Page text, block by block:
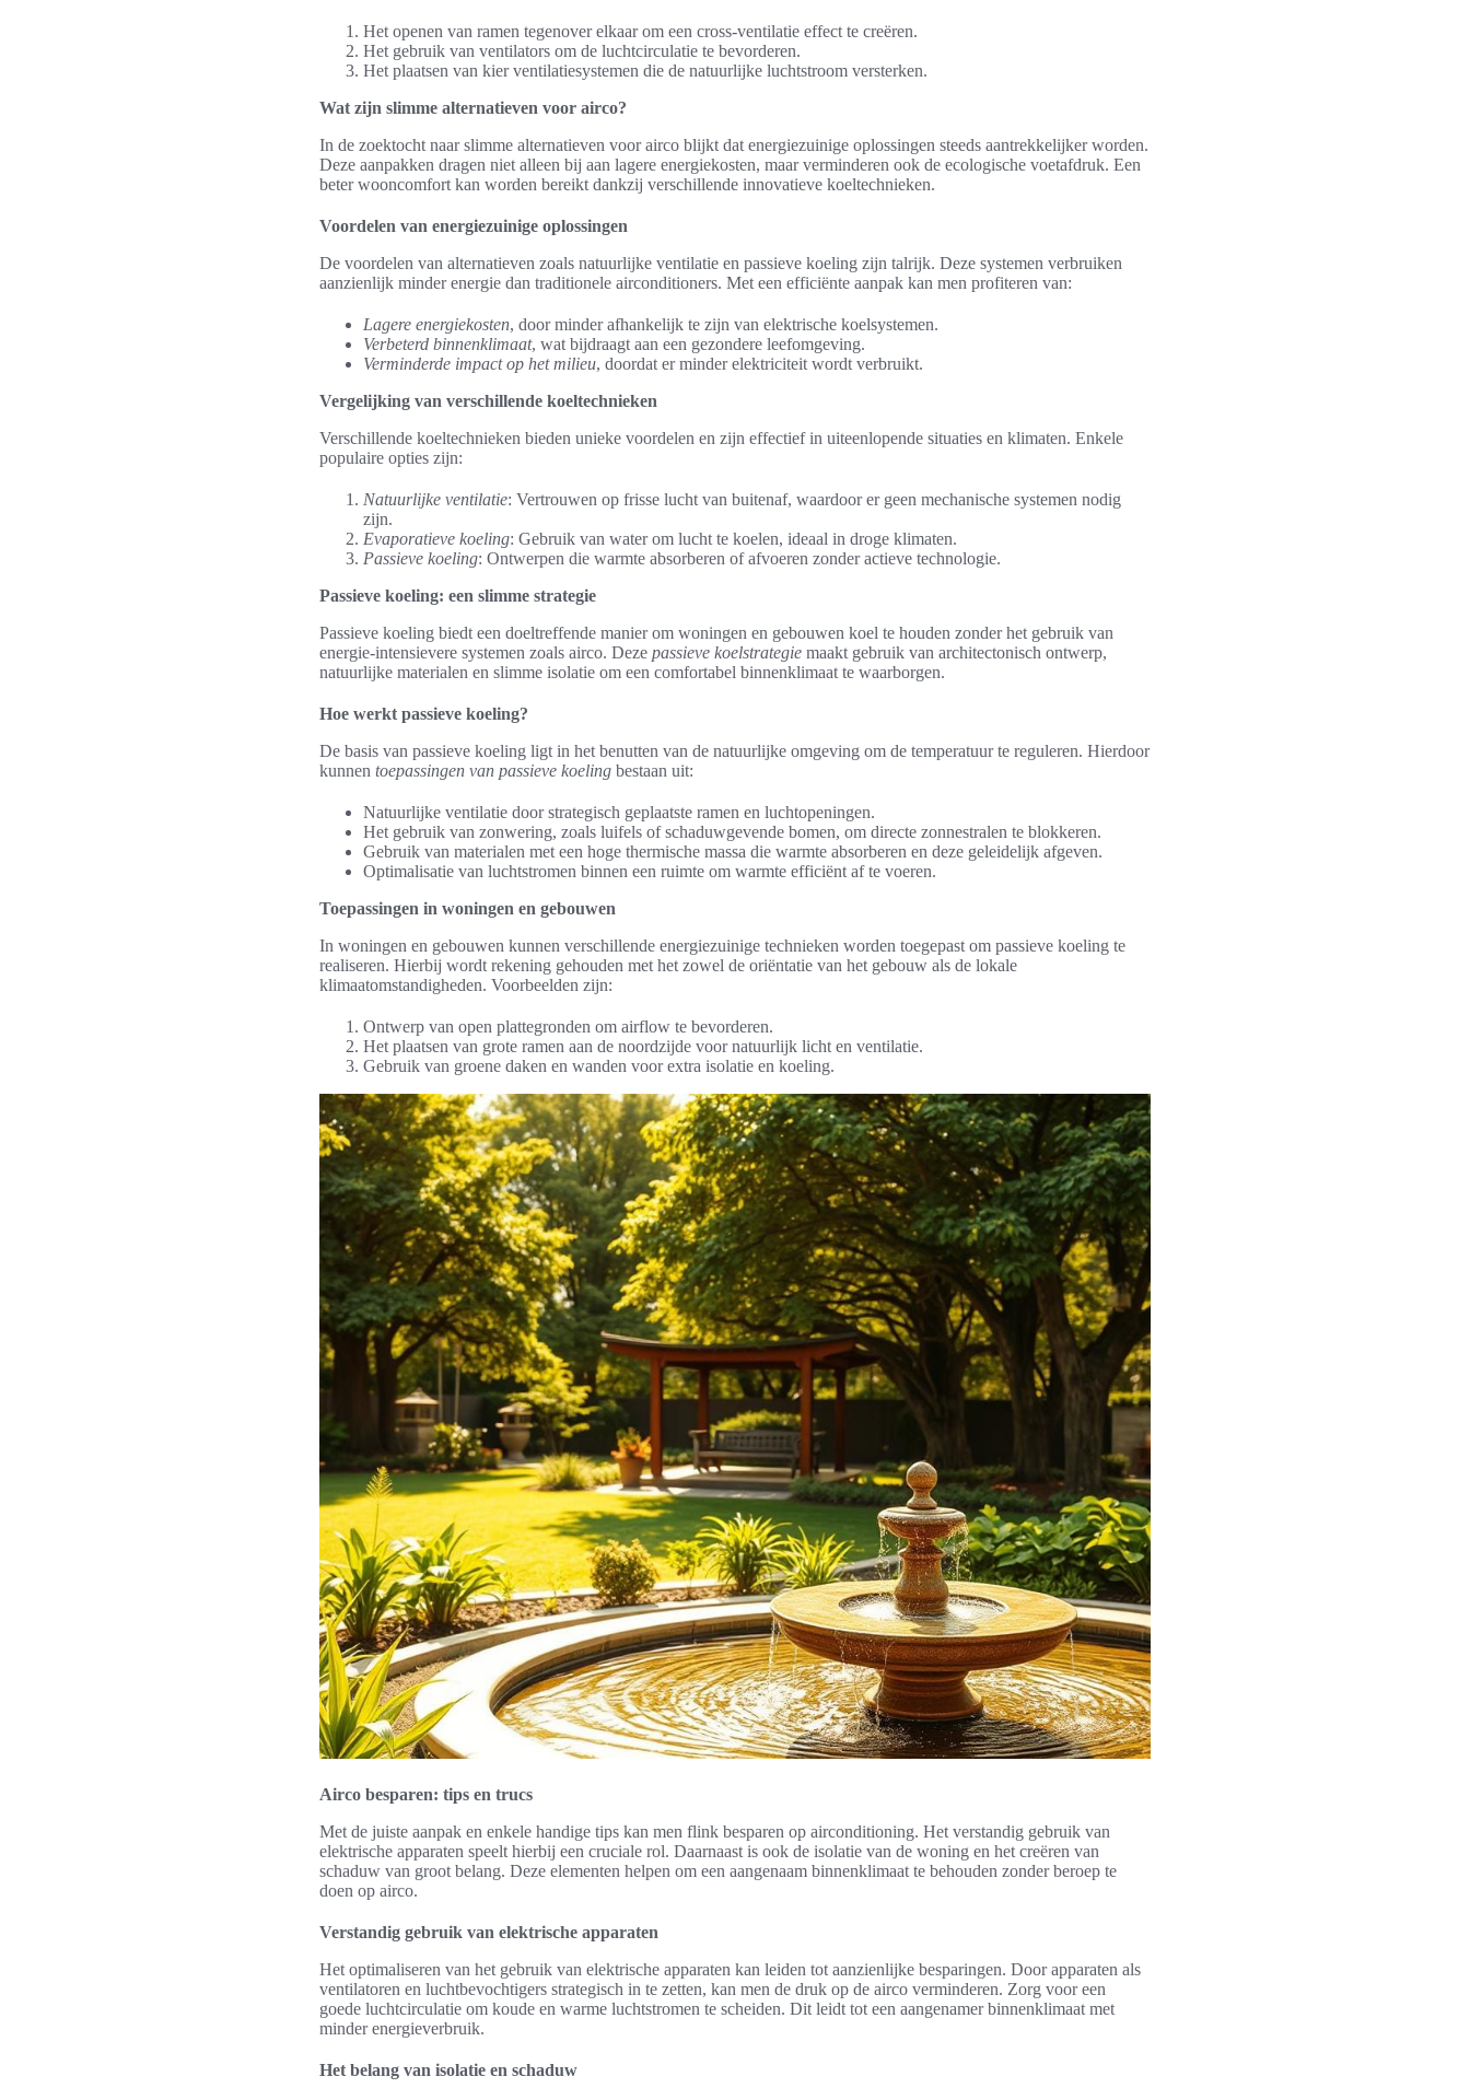
Het openen van ramen tegenover elkaar om een cross-ventilatie effect te creëren.
Het gebruik van ventilators om de luchtcirculatie te bevorderen.
Het plaatsen van kier ventilatiesystemen die de natuurlijke luchtstroom versterken.
Wat zijn slimme alternatieven voor airco?
In de zoektocht naar slimme alternatieven voor airco blijkt dat energiezuinige oplossingen steeds aantrekkelijker worden.
Deze aanpakken dragen niet alleen bij aan lagere energiekosten, maar verminderen ook de ecologische voetafdruk. Een
beter wooncomfort kan worden bereikt dankzij verschillende innovatieve koeltechnieken.
Voordelen van energiezuinige oplossingen
De voordelen van alternatieven zoals natuurlijke ventilatie en passieve koeling zijn talrijk. Deze systemen verbruiken
aanzienlijk minder energie dan traditionele airconditioners. Met een efficiënte aanpak kan men profiteren van:
Lagere energiekosten, door minder afhankelijk te zijn van elektrische koelsystemen.
Verbeterd binnenklimaat, wat bijdraagt aan een gezondere leefomgeving.
Verminderde impact op het milieu, doordat er minder elektriciteit wordt verbruikt.
Vergelijking van verschillende koeltechnieken
Verschillende koeltechnieken bieden unieke voordelen en zijn effectief in uiteenlopende situaties en klimaten. Enkele
populaire opties zijn:
Natuurlijke ventilatie: Vertrouwen op frisse lucht van buitenaf, waardoor er geen mechanische systemen nodig
zijn.
Evaporatieve koeling: Gebruik van water om lucht te koelen, ideaal in droge klimaten.
Passieve koeling: Ontwerpen die warmte absorberen of afvoeren zonder actieve technologie.
Passieve koeling: een slimme strategie
Passieve koeling biedt een doeltreffende manier om woningen en gebouwen koel te houden zonder het gebruik van
energie-intensievere systemen zoals airco. Deze passieve koelstrategie maakt gebruik van architectonisch ontwerp,
natuurlijke materialen en slimme isolatie om een comfortabel binnenklimaat te waarborgen.
Hoe werkt passieve koeling?
De basis van passieve koeling ligt in het benutten van de natuurlijke omgeving om de temperatuur te reguleren. Hierdoor
kunnen toepassingen van passieve koeling bestaan uit:
Natuurlijke ventilatie door strategisch geplaatste ramen en luchtopeningen.
Het gebruik van zonwering, zoals luifels of schaduwgevende bomen, om directe zonnestralen te blokkeren.
Gebruik van materialen met een hoge thermische massa die warmte absorberen en deze geleidelijk afgeven.
Optimalisatie van luchtstromen binnen een ruimte om warmte efficiënt af te voeren.
Toepassingen in woningen en gebouwen
In woningen en gebouwen kunnen verschillende energiezuinige technieken worden toegepast om passieve koeling te
realiseren. Hierbij wordt rekening gehouden met het zowel de oriëntatie van het gebouw als de lokale
klimaatomstandigheden. Voorbeelden zijn:
Ontwerp van open plattegronden om airflow te bevorderen.
Het plaatsen van grote ramen aan de noordzijde voor natuurlijk licht en ventilatie.
Gebruik van groene daken en wanden voor extra isolatie en koeling.
Airco besparen: tips en trucs
Met de juiste aanpak en enkele handige tips kan men flink besparen op airconditioning. Het verstandig gebruik van
elektrische apparaten speelt hierbij een cruciale rol. Daarnaast is ook de isolatie van de woning en het creëren van
schaduw van groot belang. Deze elementen helpen om een aangenaam binnenklimaat te behouden zonder beroep te
doen op airco.
Verstandig gebruik van elektrische apparaten
Het optimaliseren van het gebruik van elektrische apparaten kan leiden tot aanzienlijke besparingen. Door apparaten als
ventilatoren en luchtbevochtigers strategisch in te zetten, kan men de druk op de airco verminderen. Zorg voor een
goede luchtcirculatie om koude en warme luchtstromen te scheiden. Dit leidt tot een aangenamer binnenklimaat met
minder energieverbruik.
Het belang van isolatie en schaduw